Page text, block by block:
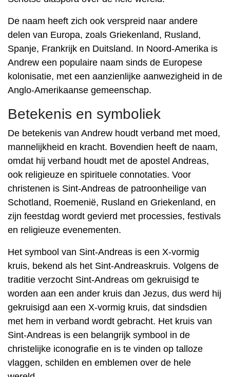
De naam heeft zich ook verspreid naar andere
delen van Europa, zoals Griekenland, Rusland,
Spanje, Frankrijk en Duitsland. In Noord-Amerika is
Andrew een populaire naam sinds de Europese
kolonisatie, met een aanzienlijke aanwezigheid in de
Anglo-Amerikaanse gemeenschap.
Betekenis en symboliek
De betekenis van Andrew houdt verband met moed,
mannelijkheid en kracht. Bovendien heeft de naam,
omdat hij verband houdt met de apostel Andreas,
ook religieuze en spirituele connotaties. Voor
christenen is Sint-Andreas de patroonheilige van
Schotland, Roemenië, Rusland en Griekenland, en
zijn feestdag wordt gevierd met processies, festivals
en religieuze evenementen.
Het symbool van Sint-Andreas is een X-vormig
kruis, bekend als het Sint-Andreaskruis. Volgens de
traditie verzocht Sint-Andreas om gekruisigd te
worden aan een ander kruis dan Jezus, dus werd hij
gekruisigd aan een X-vormig kruis, dat sindsdien
met hem in verband wordt gebracht. Het kruis van
Sint-Andreas is een belangrijk symbool in de
christelijke iconografie en is te vinden op talloze
vlaggen, schilden en emblemen over de hele